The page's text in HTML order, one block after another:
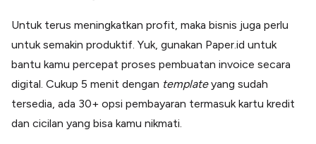
Untuk terus meningkatkan profit, maka bisnis juga perlu
untuk semakin produktif. Yuk, gunakan Paper.id untuk
bantu kamu percepat proses pembuatan invoice secara
digital. Cukup 5 menit dengan templateyang sudah
tersedia, ada 30+ opsi pembayaran termasuk kartu kredit
dan cicilan yang bisa kamu nikmati.